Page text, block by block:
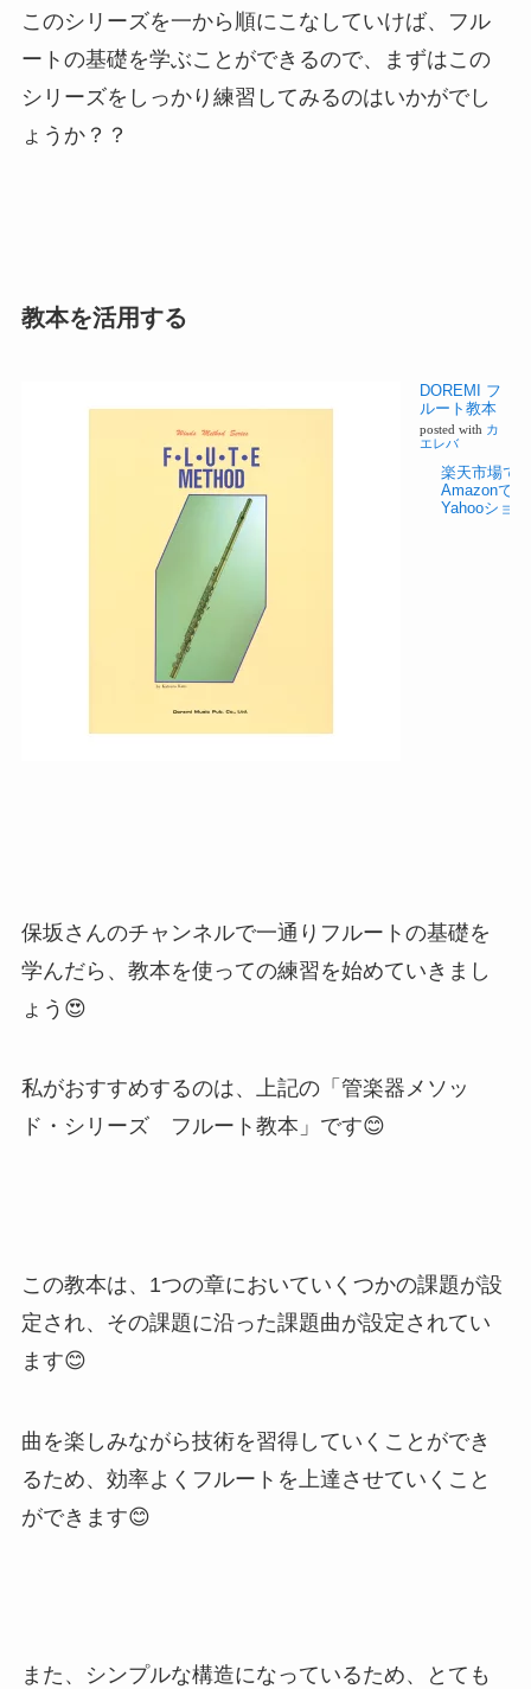
このシリーズを一から順にこなしていけば、フル
ートの基礎を学ぶことができるので、まずはこの
シリーズをしっかり練習してみるのはいかがでし
ょうか？？
教本を活用する
DOREMI フ
ルート教本
posted with カ
エレバ
楽天市場で
Amazonで
Yahooショ
保坂さんのチャンネルで一通りフルートの基礎を
学んだら、教本を使っての練習を始めていきまし
ょう😍
私がおすすめするのは、上記の「管楽器メソッ
ド・シリーズ フルート教本」 です😊
この教本は、1つの章においていくつかの課題が設
定され、その課題に沿った課題曲が設定されてい
ます😊
曲を楽しみながら技術を習得していくことができ
るため、効率よくフルートを上達させていくこと
ができます😊
また、シンプルな構造になっているため、とても